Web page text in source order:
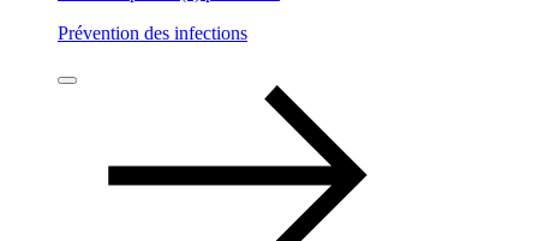
Prévention des infections